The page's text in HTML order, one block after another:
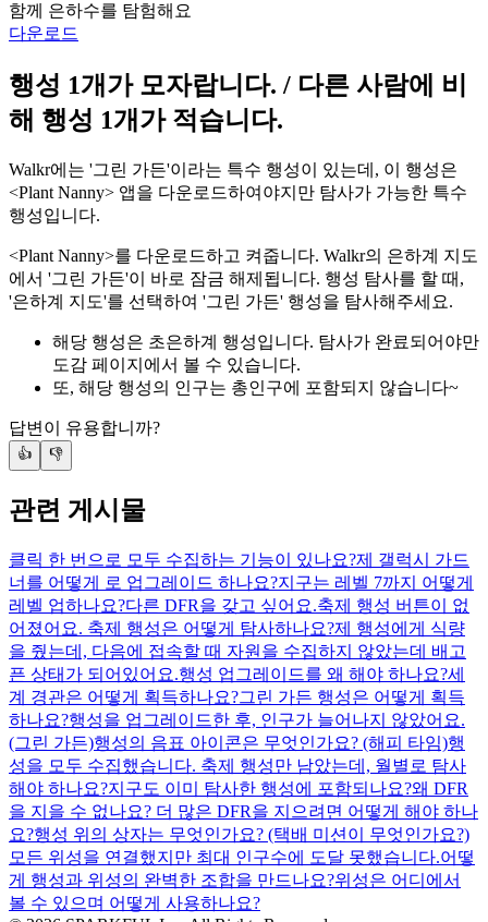
함께 은하수를 탐험해요
다운로드
행성 1개가 모자랍니다. / 다른 사람에 비
해 행성 1개가 적습니다.
Walkr에는 '그린 가든'이라는 특수 행성이 있는데, 이 행성은
<Plant Nanny> 앱을 다운로드하여야지만 탐사가 가능한 특수
행성입니다.
<Plant Nanny>를 다운로드하고 켜줍니다. Walkr의 은하계 지도
에서 '그린 가든'이 바로 잠금 해제됩니다. 행성 탐사를 할 때,
'은하계 지도'를 선택하여 '그린 가든' 행성을 탐사해주세요.
해당 행성은 초은하계 행성입니다. 탐사가 완료되어야만
도감 페이지에서 볼 수 있습니다.
또, 해당 행성의 인구는 총인구에 포함되지 않습니다~
답변이 유용합니까?
👍 👎
관련 게시물
클릭 한 번으로 모두 수집하는 기능이 있나요?제 갤럭시 가드
너를 어떻게 로 업그레이드 하나요?지구는 레벨 7까지 어떻게
레벨 업하나요?다른 DFR을 갖고 싶어요.축제 행성 버튼이 없
어졌어요. 축제 행성은 어떻게 탐사하나요?제 행성에게 식량
을 줬는데, 다음에 접속할 때 자원을 수집하지 않았는데 배고
픈 상태가 되어있어요.행성 업그레이드를 왜 해야 하나요?세
계 경관은 어떻게 획득하나요?그린 가든 행성은 어떻게 획득
하나요?행성을 업그레이드한 후, 인구가 늘어나지 않았어요.
(그린 가든)행성의 음표 아이콘은 무엇인가요? (해피 타임)행
성을 모두 수집했습니다. 축제 행성만 남았는데, 월별로 탐사
해야 하나요?지구도 이미 탐사한 행성에 포함되나요?왜 DFR
을 지을 수 없나요? 더 많은 DFR을 지으려면 어떻게 해야 하나
요?행성 위의 상자는 무엇인가요? (택배 미션이 무엇인가요?)
모든 위성을 연결했지만 최대 인구수에 도달 못했습니다.어떻
게 행성과 위성의 완벽한 조합을 만드나요?위성은 어디에서
볼 수 있으며 어떻게 사용하나요?